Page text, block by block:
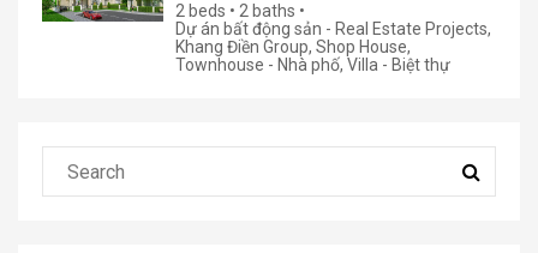
2 beds • 2 baths •
Dự án bất động sản - Real Estate Projects,
Khang Điền Group, Shop House,
Townhouse - Nhà phố, Villa - Biệt thự